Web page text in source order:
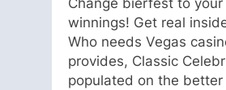
winnings! Get real
Who needs Vegas
provides, Classic
populated on the